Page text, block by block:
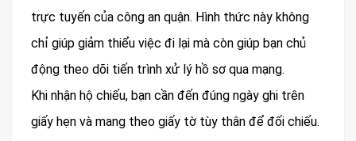
trực tuyến của công an quận. Hình thức này không
chỉ giúp giảm thiểu việc đi lại mà còn giúp bạn chủ
động theo dõi tiến trình xử lý hồ sơ qua mạng.
Khi nhận hộ chiếu, bạn cần đến đúng ngày ghi trên
giấy hẹn và mang theo giấy tờ tùy thân để đối chiếu.